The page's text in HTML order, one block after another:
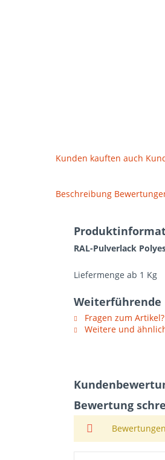
Kunden kauften auch
Beschreibung
RAL-Pulverlack
Liefermenge ab 1 Kg
Weiterführende
Fragen zum Artikel?
Weitere und
Bewertung